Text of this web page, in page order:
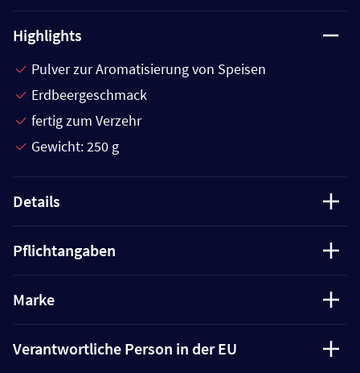
Highlights
Pulver zur Aromatisierung von Speisen
Erdbeergeschmack
fertig zum Verzehr
Gewicht: 250 g
Details
Pflichtangaben
Marke
Verantwortliche Person in der EU